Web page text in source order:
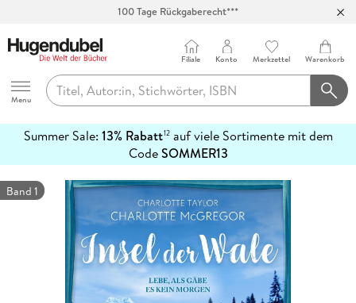
100 Tage Rückgaberecht***
Hugendubel
Menu
Filiale Konto Merkzettel Warenkorb
Summer Sale: 13% Rabatt12auf viele Sortimente mit dem
CodeSOMMER13
erfahren
Band 1